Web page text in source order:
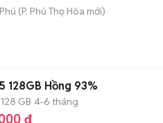
(P. Phú Thọ Hòa mới)
128GB Hồng 93%
128 GB 4-6 tháng
đ